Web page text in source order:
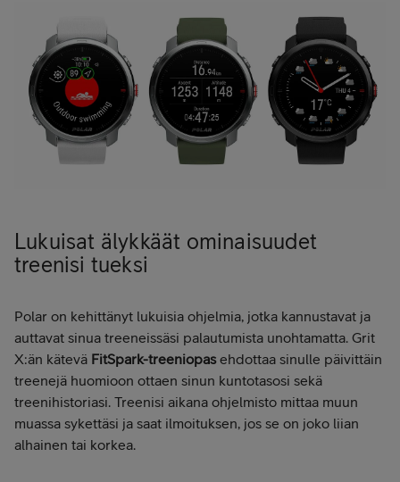
Lukuisat älykkäät ominaisuudet
treenisi tueksi
Polar on kehittänyt lukuisia ohjelmia, jotka kannustavat ja
auttavat sinua treeneissäsi palautumista unohtamatta. Grit
X:än kätevä FitSpark-treeniopasehdottaa sinulle päivittäin
treenejä huomioon ottaen sinun kuntotasosi sekä
treenihistoriasi. Treenisi aikana ohjelmisto mittaa muun
muassa sykettäsi ja saat ilmoituksen, jos se on joko liian
alhainen tai korkea.